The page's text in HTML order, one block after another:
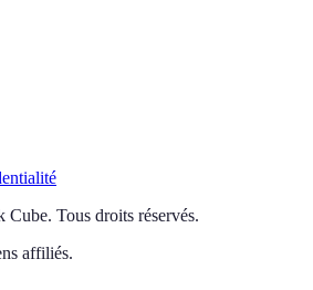
Cube. Tous droits réservés.
affiliés.